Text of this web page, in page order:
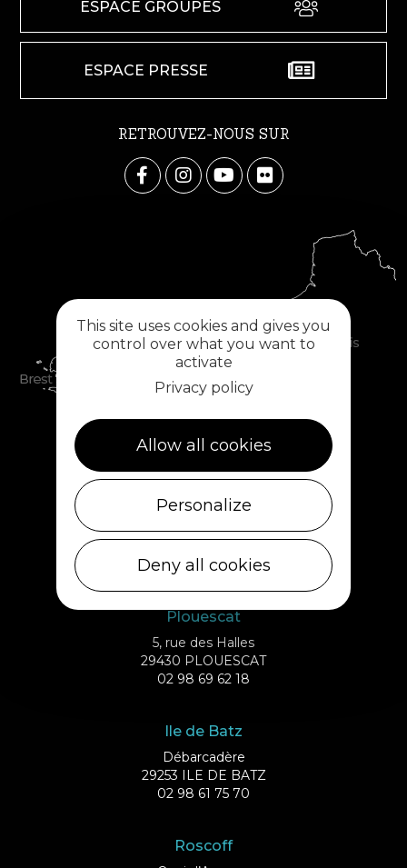
ESPACE GROUPES
ESPACE PRESSE
RETROUVEZ-NOUS SUR
Plouescat
5, rue des Halles
29430 PLOUESCAT
02 98 69 62 18
Ile de Batz
Débarcadère
29253 ILE DE BATZ
02 98 61 75 70
Roscoff
This site uses cookies and gives you
control over what you want to
activate
Privacy policy
Allow all cookies
Personalize
Deny all cookies